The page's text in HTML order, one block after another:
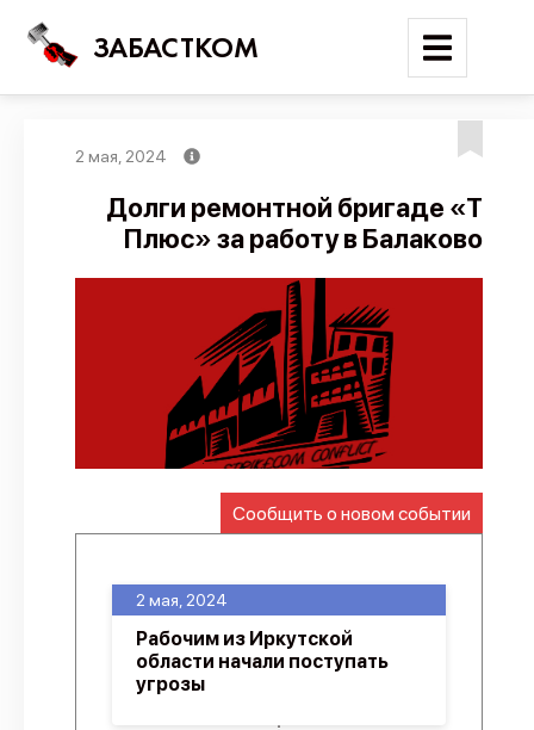
ЗАБАСТКОМ
Поиск
Новости
Карта событий
Трудовые конфликты
Отчеты
Предложить публикацию
API
Политика конфиденциальности
2 мая, 2024
Долги ремонтной бригаде «Т
Плюс» за работу в Балаково
Сообщить о новом событии
2 мая, 2024
Рабочим из Иркутской
области начали поступать
угрозы